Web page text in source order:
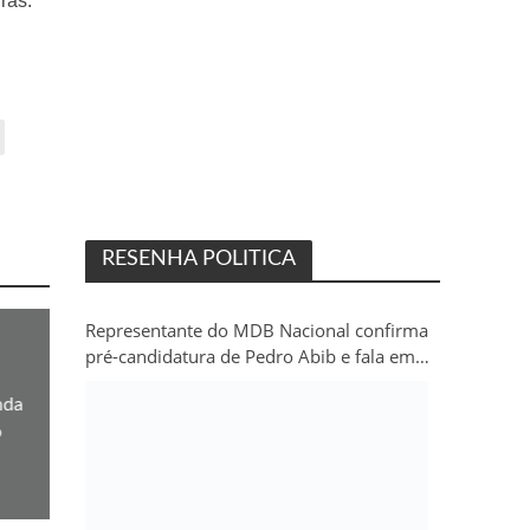
RESENHA POLITICA
Representante do MDB Nacional confirma
pré-candidatura de Pedro Abib e fala em